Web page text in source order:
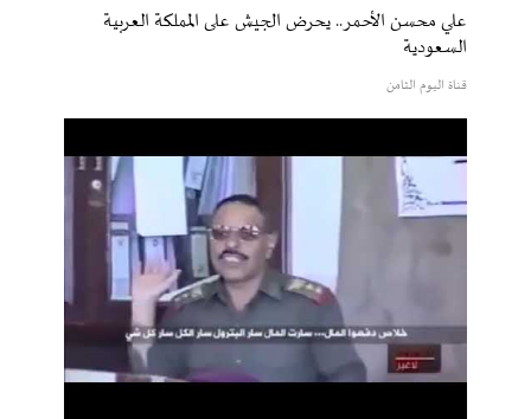
علي محسن الأحمر.. يحرض الجيش على المملكة العربية
السعودية
قناة اليوم الثامن